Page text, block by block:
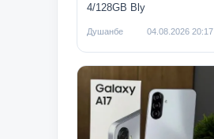
4/128GB Bly
Душанбе 04.08.2026 20:17